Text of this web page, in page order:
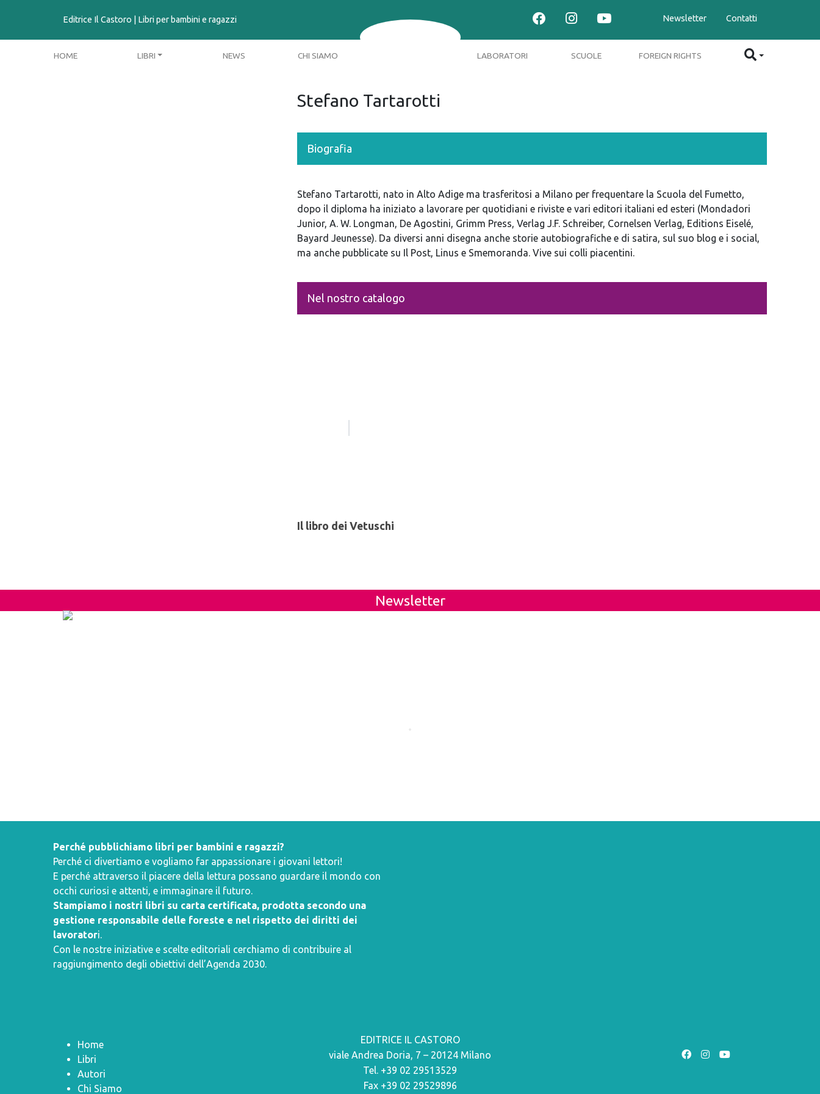
Editrice Il Castoro | Libri per bambini e ragazzi Newsletter Contatti
HOME LIBRI NEWS CHI SIAMO LABORATORI SCUOLE FOREIGN RIGHTS
Stefano Tartarotti
Biografia
Stefano Tartarotti, nato in Alto Adige ma trasferitosi a Milano per frequentare la Scuola del Fumetto,
dopo il diploma ha iniziato a lavorare per quotidiani e riviste e vari editori italiani ed esteri (Mondadori
Junior, A. W. Longman, De Agostini, Grimm Press, Verlag J.F. Schreiber, Cornelsen Verlag, Editions Eiselé,
Bayard Jeunesse). Da diversi anni disegna anche storie autobiografiche e di satira, sul suo blog e i social,
ma anche pubblicate su Il Post, Linus e Smemoranda. Vive sui colli piacentini.
Nel nostro catalogo
Il libro dei Vetuschi
Newsletter
Perché pubblichiamo libri per bambini e ragazzi?
Perché ci divertiamo e vogliamo far appassionare i giovani lettori!
E perché attraverso il piacere della lettura possano guardare il mondo con
occhi curiosi e attenti, e immaginare il futuro.
Stampiamo i nostri libri su carta certificata, prodotta secondo una
gestione responsabile delle foreste e nel rispetto dei diritti dei
lavoratori.
Con le nostre iniziative e scelte editoriali cerchiamo di contribuire al
raggiungimento degli obiettivi dell’Agenda 2030.
Home
Libri
Autori
Chi Siamo
EDITRICE IL CASTORO
viale Andrea Doria, 7 – 20124 Milano
Tel. +39 02 29513529
Fax +39 02 29529896